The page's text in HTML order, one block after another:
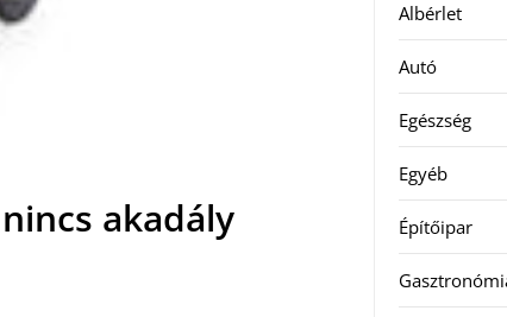
akadály
Albérlet
Autó
Egészség
Egyéb
Építőipar